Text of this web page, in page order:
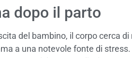
dopo il parto
del bambino, il corpo cerca
a una notevole fonte di